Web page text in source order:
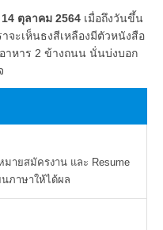
ตุลาคม 2564 เมื่อถึงวันขึ้น
จะเห็นธงสีเหลืองมีตัวหนังสือ
าหาร 2 ข้างถนน นั่นบ่งบอก
มายสมัครงาน และ Resume
นภาษาให้ได้ผล